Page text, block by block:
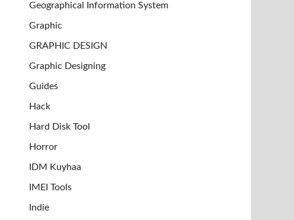
Geographical Information System
Graphic
GRAPHIC DESIGN
Graphic Designing
Guides
Hack
Hard Disk Tool
Horror
IDM Kuyhaa
IMEI Tools
Indie